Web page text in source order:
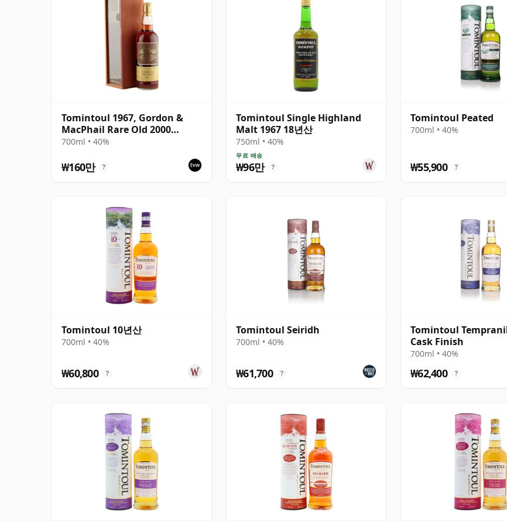
Tomintoul 1967, Gordon &
MacPhail Rare Old 2000
Bottling with Presentation
700ml • 40%
₩160만 ?
Tomintoul Single Highland
Malt 1967 18년산
750ml • 40%
무료 배송
₩96만 ?
Tomintoul Peated
700ml • 40%
₩55,900 ?
Tomintoul 10년산
700ml • 40%
₩60,800 ?
Tomintoul Seiridh
700ml • 40%
₩61,700 ?
Tomintoul
Cask Finish
700ml • 40%
₩62,400 ?